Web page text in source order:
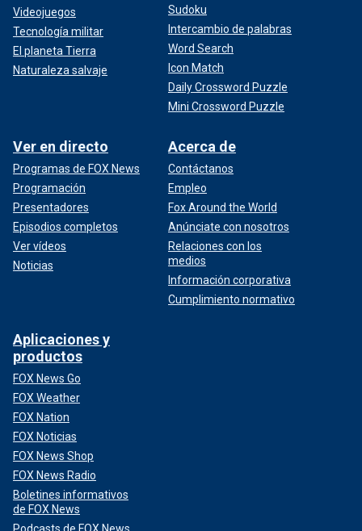
Videojuegos
Tecnología militar
El planeta Tierra
Naturaleza salvaje
Sudoku
Intercambio de palabras
Word Search
Icon Match
Daily Crossword Puzzle
Mini Crossword Puzzle
Ver en directo
Programas de FOX News
Programación
Presentadores
Episodios completos
Ver vídeos
Noticias
Acerca de
Contáctanos
Empleo
Fox Around the World
Anúnciate con nosotros
Relaciones con los
medios
Información corporativa
Cumplimiento normativo
Aplicaciones y
productos
FOX News Go
FOX Weather
FOX Nation
FOX Noticias
FOX News Shop
FOX News Radio
Boletines informativos
de FOX News
Podcasts de FOX News